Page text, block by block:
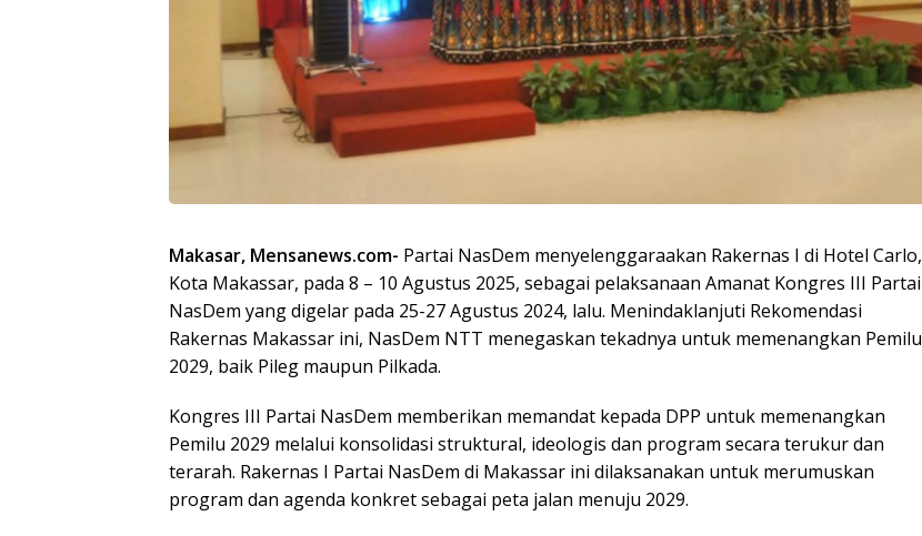
Makasar, Mensanews.com- Partai NasDem menyelenggaraakan Rakernas I di Hotel Carlo,
Kota Makassar, pada 8 – 10 Agustus 2025, sebagai pelaksanaan Amanat Kongres III Partai
NasDem yang digelar pada 25-27 Agustus 2024, lalu. Menindaklanjuti Rekomendasi
Rakernas Makassar ini, NasDem NTT menegaskan tekadnya untuk memenangkan Pemilu
2029, baik Pileg maupun Pilkada.
Kongres III Partai NasDem memberikan memandat kepada DPP untuk memenangkan
Pemilu 2029 melalui konsolidasi struktural, ideologis dan program secara terukur dan
terarah. Rakernas I Partai NasDem di Makassar ini dilaksanakan untuk merumuskan
program dan agenda konkret sebagai peta jalan menuju 2029.